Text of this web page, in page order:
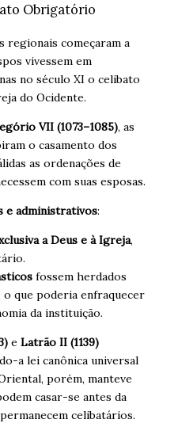
Obrigatório
regionais começaram a
vivessem em
no século XI o celibato
do Ocidente.
VII (1073–1085), as
o casamento dos
as ordenações de
com suas esposas.
e administrativos:
a Deus e à Igreja,
fossem herdados
que poderia enfraquecer
da instituição.
e Latrão II (1139)
a lei canônica universal
porém, manteve
casar-se antes da
celibatários.